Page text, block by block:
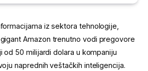
iz sektora tehnologije,
Amazon trenutno vodi pregovore
od 50 milijardi dolara u kompaniju
naprednih veštačkih inteligencija.